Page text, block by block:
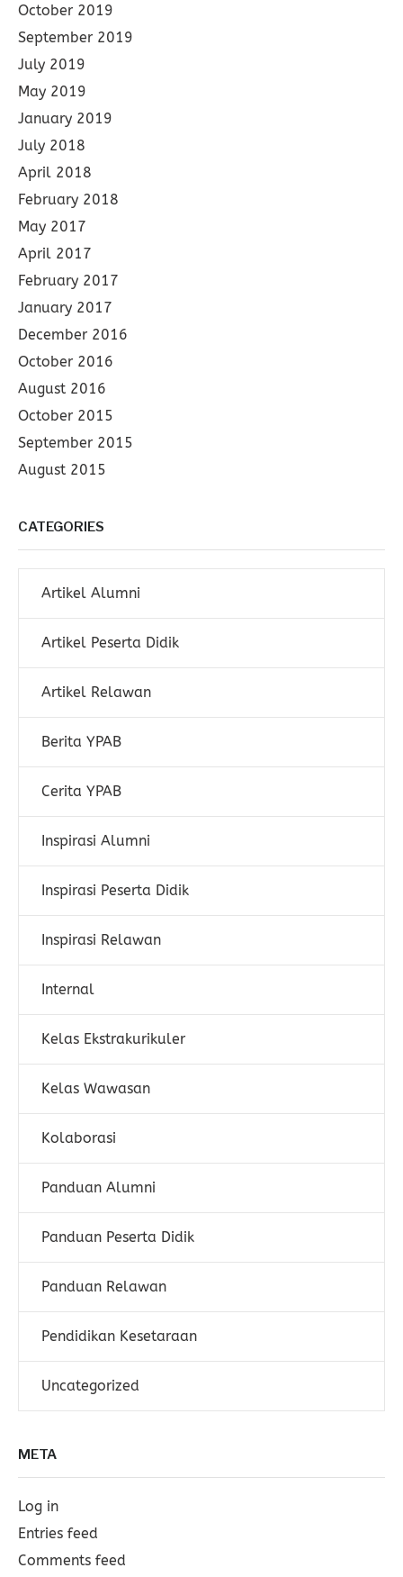
October 2019
September 2019
July 2019
May 2019
January 2019
July 2018
April 2018
February 2018
May 2017
April 2017
February 2017
January 2017
December 2016
October 2016
August 2016
October 2015
September 2015
August 2015
CATEGORIES
Artikel Alumni
Artikel Peserta Didik
Artikel Relawan
Berita YPAB
Cerita YPAB
Inspirasi Alumni
Inspirasi Peserta Didik
Inspirasi Relawan
Internal
Kelas Ekstrakurikuler
Kelas Wawasan
Kolaborasi
Panduan Alumni
Panduan Peserta Didik
Panduan Relawan
Pendidikan Kesetaraan
Uncategorized
META
Log in
Entries feed
Comments feed